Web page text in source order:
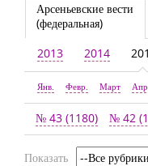
Арсеньевские вести
(федеральная)
2013 2014
Янв. Февр. Март
№ 43 (1180) № 42
Показать